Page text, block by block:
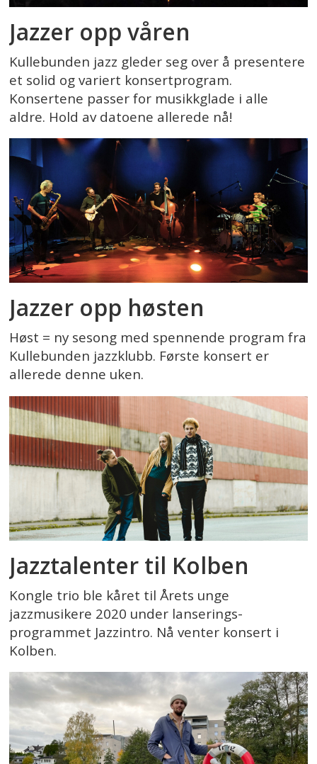
Jazzer opp våren
Kullebunden jazz gleder seg over å presentere
et solid og variert konsertprogram.
Konsertene passer for musikkglade i alle
aldre. Hold av datoene allerede nå!
Jazzer opp høsten
Høst = ny sesong med spennende program fra
Kullebunden jazzklubb. Første konsert er
allerede denne uken.
Jazztalenter til Kolben
Kongle trio ble kåret til Årets unge
jazzmusikere 2020 under lanserings-
programmet Jazzintro. Nå venter konsert i
Kolben.